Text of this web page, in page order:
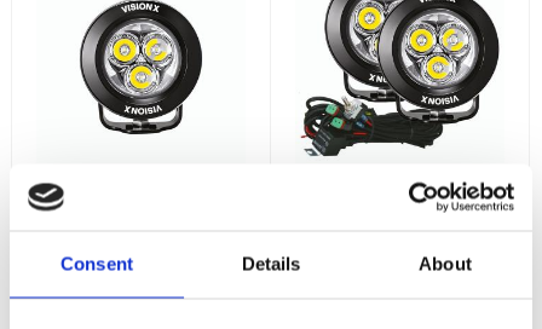
Consent Details About
Cannon 3,7" CG2
Extraljus
3,7" - 21W -
Vision X Light
Cannon 3,7" CG2
Extraljus Kit